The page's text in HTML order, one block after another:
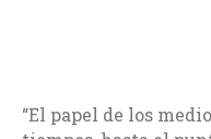
“El papel de los